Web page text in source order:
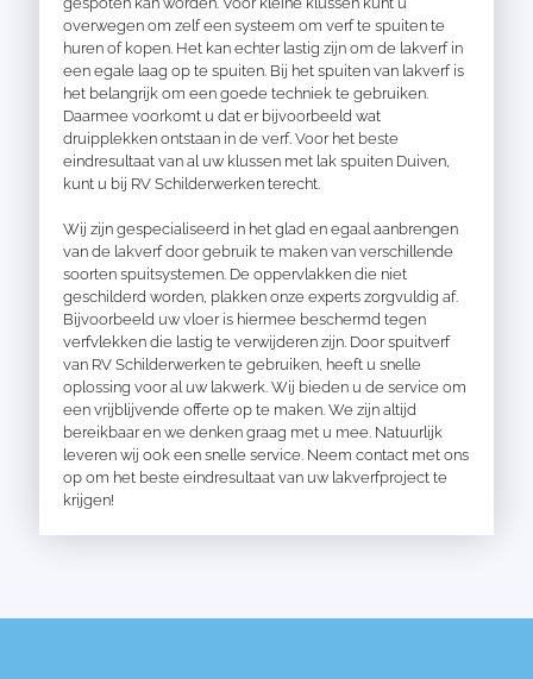
overwegen om zelf een systeem om verf te spuiten te
huren of kopen. Het kan echter lastig zijn om de lakverf in
een egale laag op te spuiten. Bij het spuiten van lakverf is
het belangrijk om een goede techniek te gebruiken.
Daarmee voorkomt u dat er bijvoorbeeld wat
druipplekken ontstaan in de verf. Voor het beste
eindresultaat van al uw klussen met lak spuiten Duiven,
kunt u bij RV Schilderwerken terecht.
Wij zijn gespecialiseerd in het glad en egaal aanbrengen
van de lakverf door gebruik te maken van verschillende
soorten spuitsystemen. De oppervlakken die niet
geschilderd worden, plakken onze experts zorgvuldig af.
Bijvoorbeeld uw vloer is hiermee beschermd tegen
verfvlekken die lastig te verwijderen zijn. Door spuitverf
van RV Schilderwerken te gebruiken, heeft u snelle
oplossing voor al uw lakwerk. Wij bieden u de service om
een vrijblijvende offerte op te maken. We zijn altijd
bereikbaar en we denken graag met u mee. Natuurlijk
leveren wij ook een snelle service. Neem contact met ons
op om het beste eindresultaat van uw lakverfproject te
krijgen!